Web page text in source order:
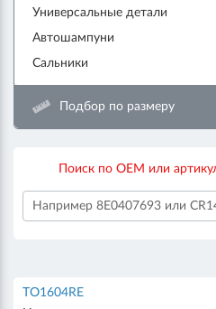
Универсальные детали
Автошампуни
Сальники
Подбор по размеру
Поиск по OEM или
TO1604RE